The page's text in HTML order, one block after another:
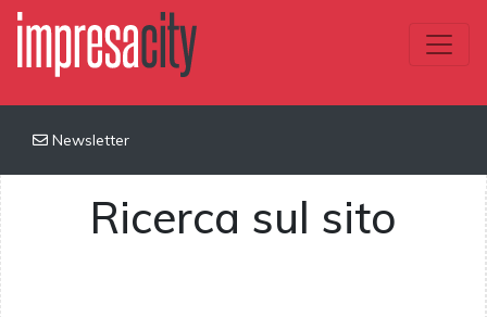
Newsletter
Ricerca sul sito